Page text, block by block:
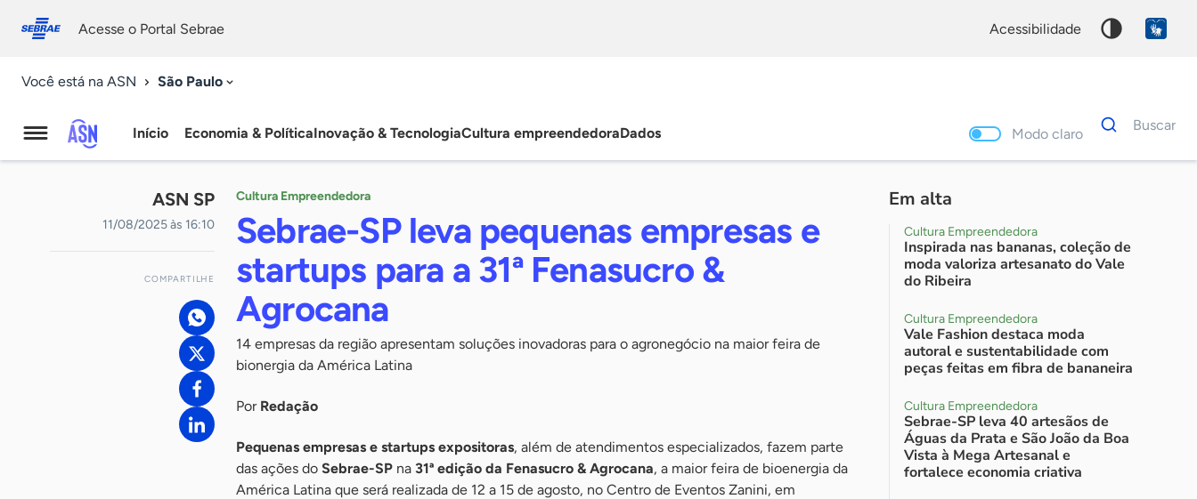
conosco
Acesse o Portal Sebrae acessibilidade
Você está na ASN São Paulo
Agência
Sebrae
Notícias
Início Economia & PolíticaInovação & TecnologiaCultura empreendedoraDados Modo claro
Dados
para
Buscar
ASN SP
11/08/2025 às 16:10
COMPARTILHE
Cultura Empreendedora
Sebrae-SP leva pequenas empresas e
startups para a 31ª Fenasucro &
Agrocana
14 empresas da região apresentam soluções inovadoras para o agronegócio na maior feira de
bionergia da América Latina
Por Redação
Pequenas empresas e startups expositoras, além de atendimentos especializados, fazem parte
das ações do Sebrae-SP na 31ª edição da Fenasucro & Agrocana, a maior feira de bioenergia da
América Latina que será realizada de 12 a 15 de agosto, no Centro de Eventos Zanini, em
Em alta
Cultura Empreendedora
Inspirada nas bananas, coleção de
moda valoriza artesanato do Vale
do Ribeira
Cultura Empreendedora
Vale Fashion destaca moda
autoral e sustentabilidade com
peças feitas em fibra de bananeira
Cultura Empreendedora
Sebrae-SP leva 40 artesãos de
Águas da Prata e São João da Boa
Vista à Mega Artesanal e
fortalece economia criativa